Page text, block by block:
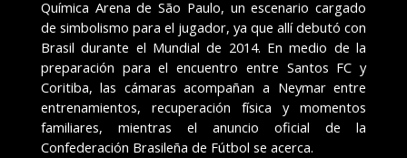
Química Arena de São Paulo, un escenario cargado
de simbolismo para el jugador, ya que allí debutó con
Brasil durante el Mundial de 2014. En medio de la
preparación para el encuentro entre Santos FC y
Coritiba, las cámaras acompañan a Neymar entre
entrenamientos, recuperación física y momentos
familiares, mientras el anuncio oficial de la
Confederación Brasileña de Fútbol se acerca.